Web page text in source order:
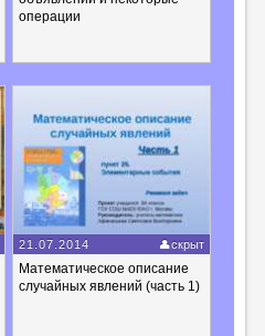
операции
21.07.2014 скрыт
Математическое описание
случайных явлений (часть 1)